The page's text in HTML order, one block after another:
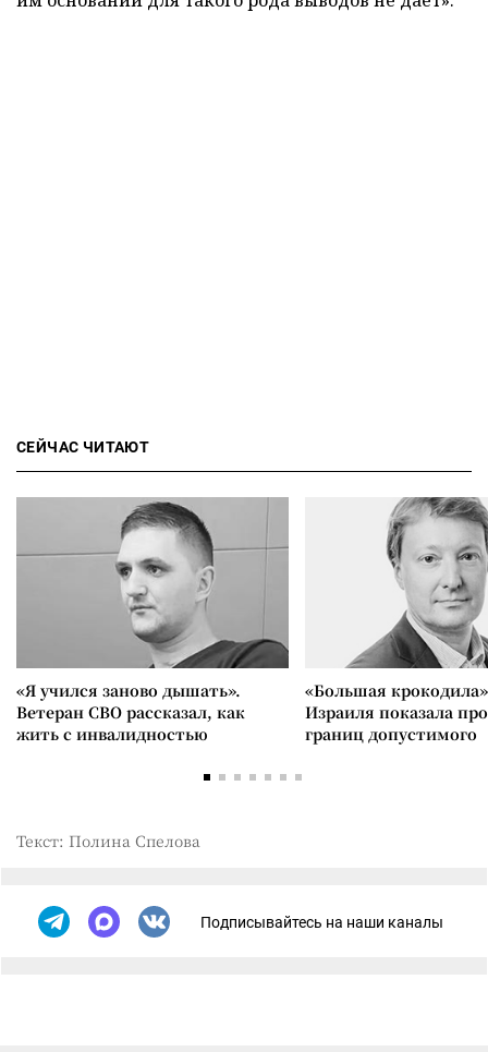
СЕЙЧАС ЧИТАЮТ
«Я учился заново дышать».
Ветеран СВО рассказал, как
жить с инвалидностью
«Большая
Израиля показала
границ допустимого
Текст: Полина Спелова
Подписывайтесь на наши каналы